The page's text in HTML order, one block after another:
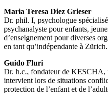
Maria Teresa Diez Grieser
Dr. phil. I, psychologue
psychanalyste pour enfants,
d’enseignement pour diverses
en tant qu’indépendante à Zürich.
Guido Fluri
Dr. h.c., fondateur de KESCHA,
intervient lors de situations
protection de l’enfant et de